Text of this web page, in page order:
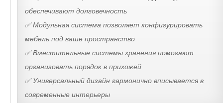
обеспечивают долговечность
✅ Модульная система позволяет конфигурировать
мебель под ваше пространство
✅ Вместительные системы хранения помогают
организовать порядок в прихожей
✅ Универсальный дизайн гармонично вписывается в
современные интерьеры